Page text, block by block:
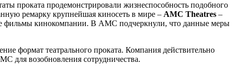
проката продемонстрировали жизнеспособность подобного
ремарку крупнейшая киносеть в мире – AMC Theatres –
фильмы кинокомпании. В AMC подчеркнули, что данные меры
формат театрального проката. Компания действительно
для возобновления сотрудничества.